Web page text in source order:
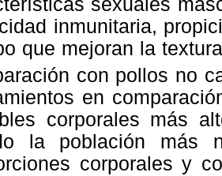
sexuales
inmunitaria,
que mejoran la
con pollos no
en
corporales más
la población más
corporales y